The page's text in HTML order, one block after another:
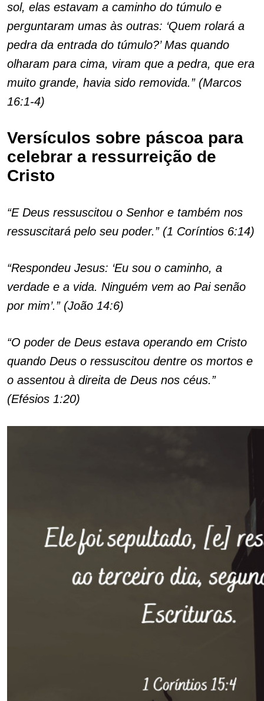
sol, elas estavam a caminho do túmulo e
perguntaram umas às outras: ‘Quem rolará a
pedra da entrada do túmulo?’ Mas quando
olharam para cima, viram que a pedra, que era
muito grande, havia sido removida.” (Marcos
16:1-4)
Versículos sobre páscoa para
celebrar a ressurreição de
Cristo
“E Deus ressuscitou o Senhor e também nos
ressuscitará pelo seu poder.” (1 Coríntios 6:14)
“Respondeu Jesus: ‘Eu sou o caminho, a
verdade e a vida. Ninguém vem ao Pai senão
por mim’.” (João 14:6)
“O poder de Deus estava operando em Cristo
quando Deus o ressuscitou dentre os mortos e
o assentou à direita de Deus nos céus.”
(Efésios 1:20)